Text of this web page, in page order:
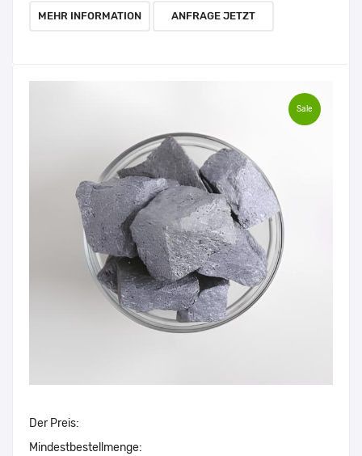
MEHR INFORMATION ANFRAGE JETZT
Sale
Der Preis:
Mindestbestellmenge: